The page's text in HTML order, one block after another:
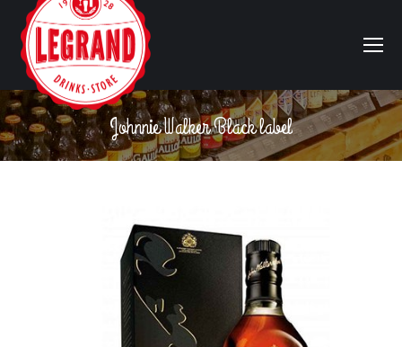
Johnnie Walker Black label
Vous êtes ici :